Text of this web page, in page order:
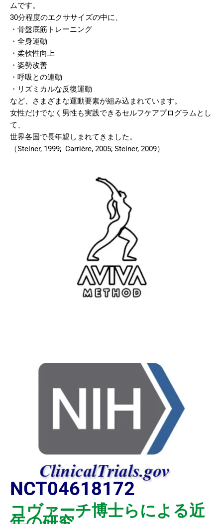
ムです。
30分程度のエクササイズの中に、
・骨盤底筋トレーニング
・全身運動
・柔軟性向上
・姿勢改善
・呼吸との連動
・リズミカルな反復運動
など、さまざまな運動要素が組み込まれています。
女性だけでなく男性も実践できるセルフケアプログラムとし
て、
世界各国で長年親しまれてきました。
（Steiner, 1999; Carrière, 2005; Steiner, 2009）
NCT04618172
コヴァーチ博士らによる近